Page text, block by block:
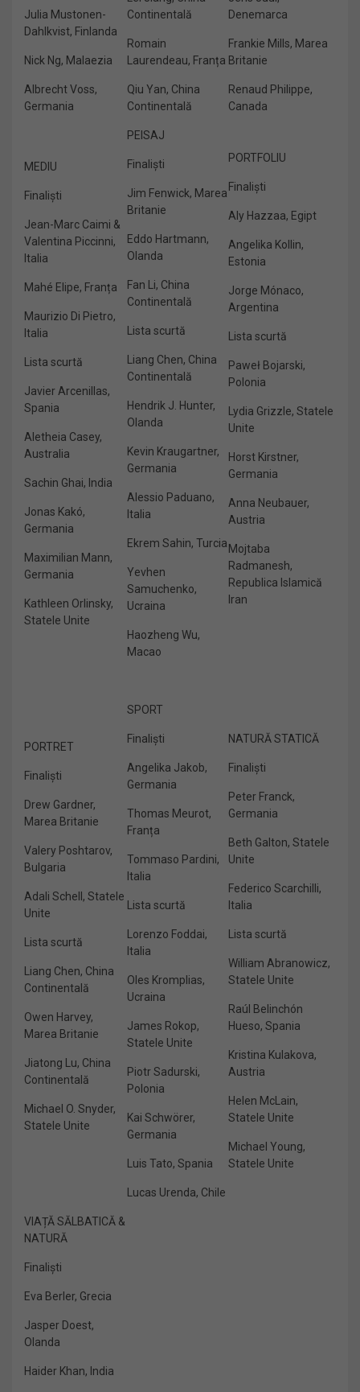
Julia Mustonen-
Dahlkvist, Finlanda
Nick Ng, Malaezia
Albrecht Voss,
Germania
Continentală
Romain
Laurendeau, Franța
Qiu Yan, China
Continentală
Denemarca
Frankie Mills, Marea
Britanie
Renaud Philippe,
Canada
MEDIU
Finaliști
Jean-Marc Caimi &
Valentina Piccinni,
Italia
Mahé Elipe, Franța
Maurizio Di Pietro,
Italia
Lista scurtă
Javier Arcenillas,
Spania
Aletheia Casey,
Australia
Sachin Ghai, India
Jonas Kakó,
Germania
Maximilian Mann,
Germania
Kathleen Orlinsky,
Statele Unite
PEISAJ
Finaliști
Jim Fenwick, Marea
Britanie
Eddo Hartmann,
Olanda
Fan Li, China
Continentală
Lista scurtă
Liang Chen, China
Continentală
Hendrik J. Hunter,
Olanda
Kevin Kraugartner,
Germania
Alessio Paduano,
Italia
Ekrem Sahin, Turcia
Yevhen
Samuchenko,
Ucraina
Haozheng Wu,
Macao
PORTFOLIU
Finaliști
Aly Hazzaa, Egipt
Angelika Kollin,
Estonia
Jorge Mónaco,
Argentina
Lista scurtă
Paweł Bojarski,
Polonia
Lydia Grizzle, Statele
Unite
Horst Kirstner,
Germania
Anna Neubauer,
Austria
Mojtaba
Radmanesh,
Republica Islamică
Iran
PORTRET
Finaliști
Drew Gardner,
Marea Britanie
Valery Poshtarov,
Bulgaria
Adali Schell, Statele
Unite
Lista scurtă
Liang Chen, China
Continentală
Owen Harvey,
Marea Britanie
Jiatong Lu, China
Continentală
Michael O. Snyder,
Statele Unite
SPORT
Finaliști
Angelika Jakob,
Germania
Thomas Meurot,
Franța
Tommaso Pardini,
Italia
Lista scurtă
Lorenzo Foddai,
Italia
Oles Kromplias,
Ucraina
James Rokop,
Statele Unite
Piotr Sadurski,
Polonia
Kai Schwörer,
Germania
Luis Tato, Spania
Lucas Urenda, Chile
NATURĂ STATICĂ
Finaliști
Peter Franck,
Germania
Beth Galton, Statele
Unite
Federico Scarchilli,
Italia
Lista scurtă
William Abranowicz,
Statele Unite
Raúl Belinchón
Hueso, Spania
Kristina Kulakova,
Austria
Helen McLain,
Statele Unite
Michael Young,
Statele Unite
VIAȚĂ SĂLBATICĂ &
NATURĂ
Finaliști
Eva Berler, Grecia
Jasper Doest,
Olanda
Haider Khan, India